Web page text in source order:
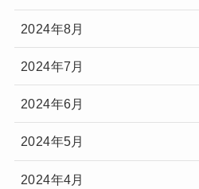
2024年8月
2024年7月
2024年6月
2024年5月
2024年4月